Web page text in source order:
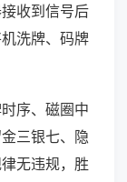
收到信号后
洗牌、码牌
序、磁圈中
三银七、隐
无违规，胜